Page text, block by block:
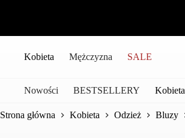
Kobieta Mężczyzna SALE
Nowości BESTSELLERY Kobieta
Strona główna Kobieta Odzież Bluzy